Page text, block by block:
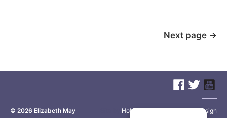
Next page →
© 2026 Elizabeth May Holy Cow Communication Design